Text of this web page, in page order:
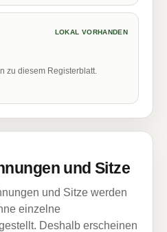
LOKAL VORHANDEN
zu diesem Registerblatt.
und Sitze
und Sitze werden
einzelne
Deshalb erscheinen